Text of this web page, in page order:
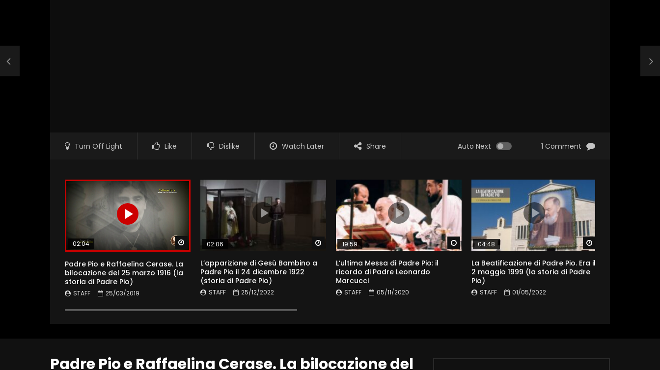
Turn Off Light Like Dislike Watch Later Share Auto Next 1 Comment
Watch Later
02:04
Padre Pio e Raffaelina Cerase. La
bilocazione del 25 marzo 1916 (la
storia di Padre Pio)
STAFF
25/03/2019
Watch Later
02:06
L’apparizione di Gesù Bambino a
Padre Pio il 24 dicembre 1922
(storia di Padre Pio)
STAFF
25/12/2022
Watch Later
19:59
L’ultima Messa di Padre Pio: il
ricordo di Padre Leonardo
Marcucci
STAFF
05/11/2020
04:48
La Beatificazione di Padre Pio. Era il
2 maggio 1999 (la storia di Padre
Pio)
STAFF
01/05/2022
Padre Pio e Raffaelina Cerase. La bilocazione del